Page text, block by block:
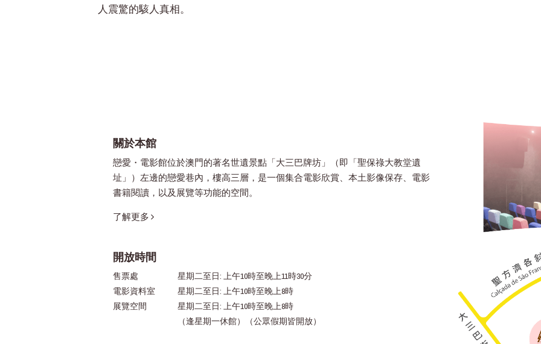
人震驚的駭人真相。
關於本館
戀愛・電影館位於澳門的著名世遺景點「大三巴牌坊」（即「聖保祿大教堂遺
址」）左邊的戀愛巷內，樓高三層，是一個集合電影欣賞、本土影像保存、電影
書籍閱讀，以及展覽等功能的空間。
了解更多
開放時間
售票處
星期二至日: 上午10時至晚上11時30分
電影資料室
星期二至日: 上午10時至晚上8時
展覽空間
星期二至日: 上午10時至晚上8時
（逢星期一休館）（公眾假期皆開放）